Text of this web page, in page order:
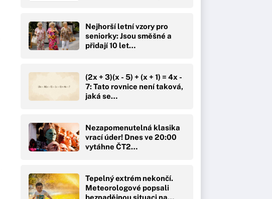
Nejhorší letní vzory pro
seniorky: Jsou směšné a
přidají 10 let…
(2x + 3)(x - 5) + (x + 1) = 4x -
7: Tato rovnice není taková,
jaká se…
Nezapomenutelná klasika
vrací úder! Dnes ve 20:00
vytáhne ČT2…
Tepelný extrém nekončí.
Meteorologové popsali
beznadějnou situaci na…